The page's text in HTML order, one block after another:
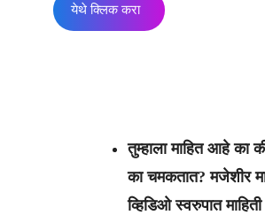
येथे क्लिक करा
तुम्हाला माहित आहे का
का चमकतात? मजेशीर
व्हिडिओ स्वरुपात माहिती